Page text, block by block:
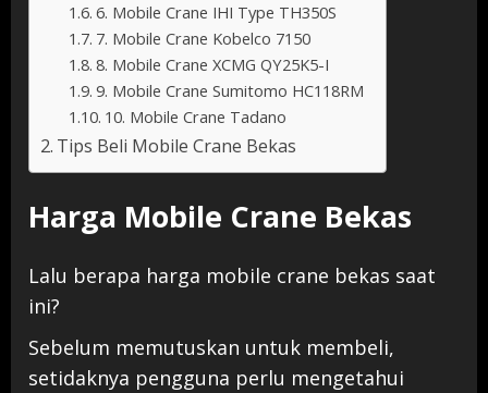
6. Mobile Crane IHI Type TH350S
7. Mobile Crane Kobelco 7150
8. Mobile Crane XCMG QY25K5-I
9. Mobile Crane Sumitomo HC118RM
10. Mobile Crane Tadano
Tips Beli Mobile Crane Bekas
Harga Mobile Crane Bekas
Lalu berapa harga mobile crane bekas saat
ini?
Sebelum memutuskan untuk membeli,
setidaknya pengguna perlu mengetahui